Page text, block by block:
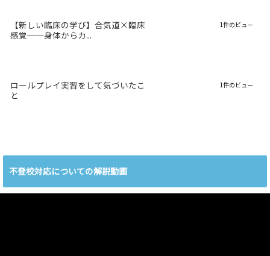
【新しい臨床の学び】合気道×臨床
感覚──身体からカ...
1件のビュー
ロールプレイ実習をして気づいたこ
と
1件のビュー
不登校対応についての解説動画